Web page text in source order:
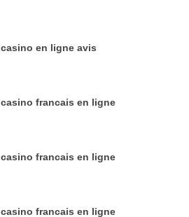
casino en ligne avis
casino francais en ligne
casino francais en ligne
casino francais en ligne